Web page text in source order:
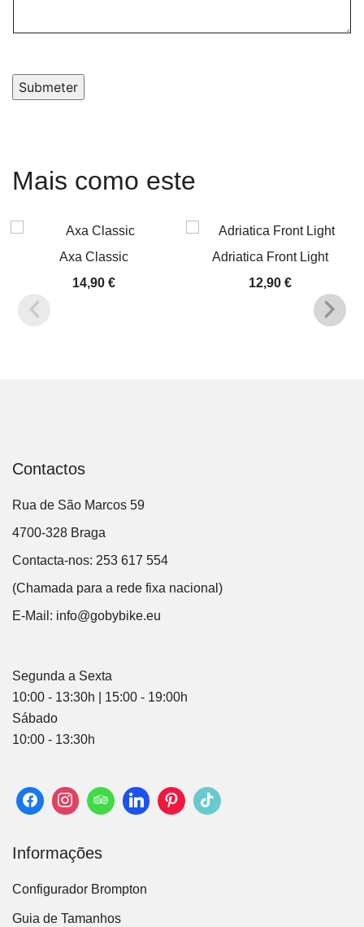
Submeter
Mais como este
Axa Classic
14,90€
Adriatica Front Light
12,90 €
Contactos
Rua de São Marcos 59
4700-328 Braga
Contacta-nos: 253 617 554
(Chamada para a rede fixa nacional)
E-Mail: info@gobybike.eu
Segunda a Sexta
10:00 - 13:30h | 15:00 - 19:00h
Sábado
10:00 - 13:30h
Informações
Configurador Brompton
Guia de Tamanhos